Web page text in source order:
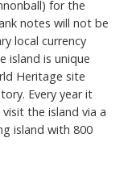
for the
notes will not be
local currency
island is unique
Heritage site
Every year it
the island via a
island with 800